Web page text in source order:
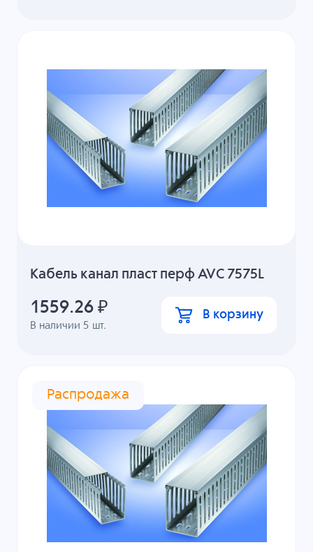
Кабель канал пласт перф AVC 7575L
В наличии 5 шт.
1559.26 ₽ В корзину
Распродажа